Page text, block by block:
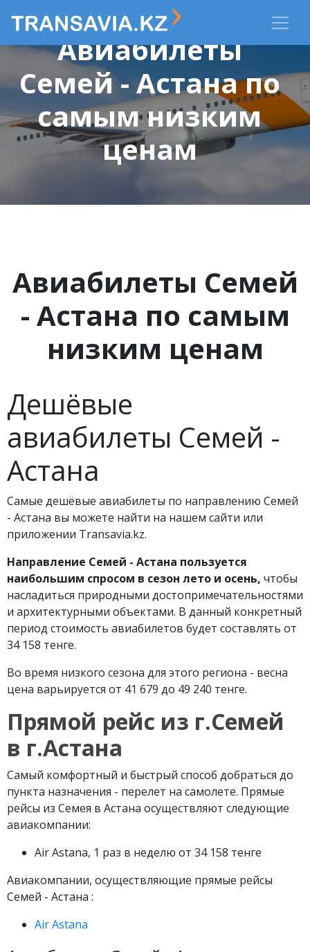
Авиабилеты
Семей - Астана по
самым низким
ценам
Авиабилеты Семей
- Астана по самым
низким ценам
Дешёвые
авиабилеты Семей -
Астана
Самые дешёвые авиабилеты по направлению Семей
- Астана вы можете найти на нашем сайти или
приложении Transavia.kz.
Направление Семей - Астана пользуется
наибольшим спросом в сезон лето и осень, чтобы
насладиться природными достопримечательностями
и архитектурными объектами. В данный конкретный
период стоимость авиабилетов будет составлять от
34 158 тенге.
Во время низкого сезона для этого региона - весна
цена варьируется от 41 679 до 49 240 тенге.
Прямой рейс из г.Семей
в г.Астана
Самый комфортный и быстрый способ добраться до
пункта назначения - перелет на самолете. Прямые
рейсы из Семея в Астана осуществляют следующие
авиакомпании:
Air Astana, 1 раз в неделю от 34 158 тенге
Авиакомпании, осуществляющие прямые рейсы
Семей - Астана :
Air Astana